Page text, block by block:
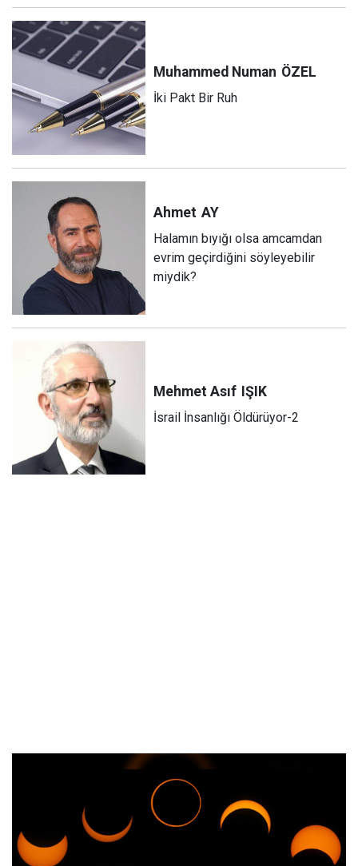
Muhammed Numan ÖZEL
İki Pakt Bir Ruh
Ahmet AY
Halamın bıyığı olsa amcamdan
evrim geçirdiğini söyleyebilir
miydik?
Mehmet Asıf IŞIK
İsrail İnsanlığı Öldürüyor-2